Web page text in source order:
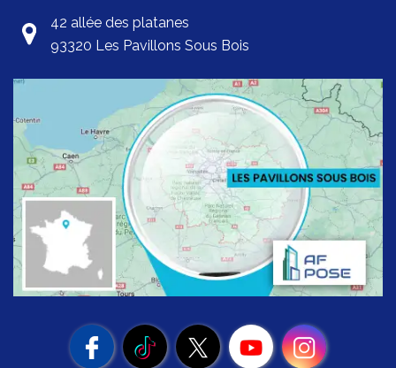
42 allée des platanes
93320 Les Pavillons Sous Bois